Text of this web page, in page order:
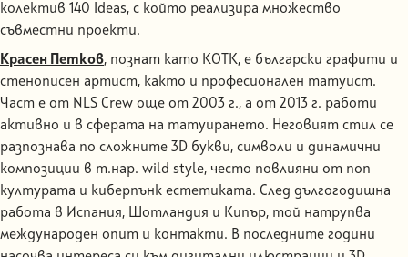
колектив 140 Ideas, с който реализира множество
съвместни проекти.
Красен Петков, познат като KOTK, е български графити и
стенописен артист, както и професионален татуист.
Част е от NLS Crew още от 2003 г., а от 2013 г. работи
активно и в сферата на татуирането. Неговият стил се
разпознава по сложните 3D букви, символи и динамични
композиции в т.нар. wild style, често повлияни от поп
културата и киберпънк естетиката. След дългогодишна
работа в Испания, Шотландия и Кипър, той натрупва
международен опит и контакти. В последните години